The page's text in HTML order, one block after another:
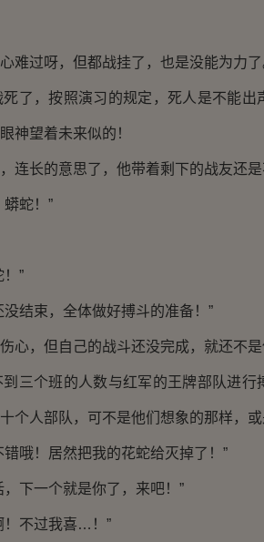
过呀，但都战挂了，也是没能为力了
，按照演习的规定，死人是不能出
神望着未来似的！
长的意思了，他带着剩下的战友还是
蛇！”
”
结束，全体做好搏斗的准备！”
，但自己的战斗还没完成，就还不是
个班的人数与红军的王牌部队进行
个人部队，可不是他们想象的那样，或
哦！居然把我的花蛇给灭掉了！”
下一个就是你了，来吧！”
不过我喜…！”